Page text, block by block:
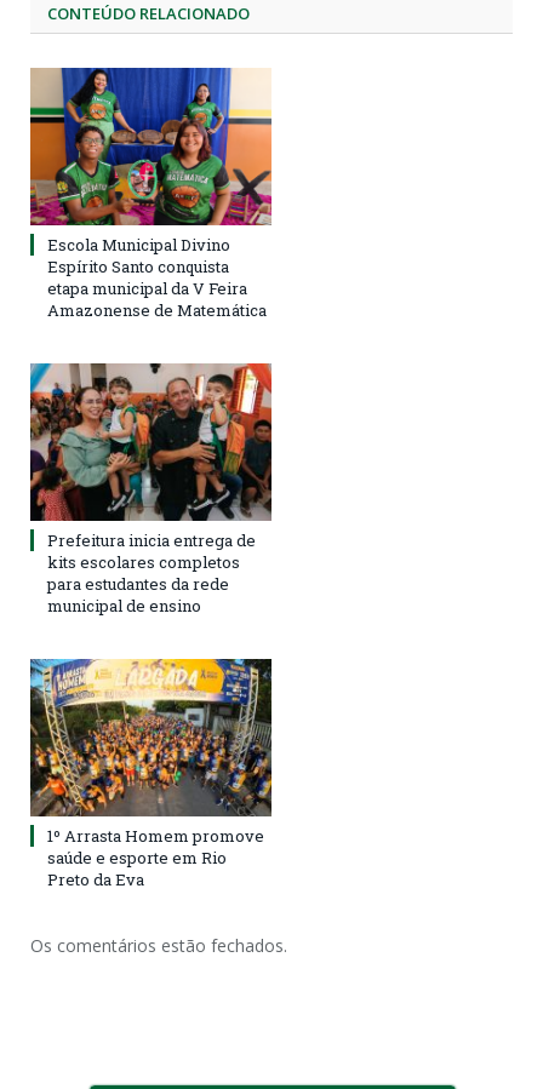
CONTEÚDO RELACIONADO
Escola Municipal Divino
Espírito Santo conquista
etapa municipal da V Feira
Amazonense de Matemática
Prefeitura inicia entrega de
kits escolares completos
para estudantes da rede
municipal de ensino
1º Arrasta Homem promove
saúde e esporte em Rio
Preto da Eva
Os comentários estão fechados.